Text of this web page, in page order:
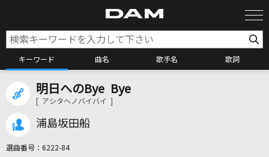
キーワード 曲名 歌手名 歌詞
カラオケ検索
明日へのBye Bye
[ アシタヘノバイバイ ]
浦島坂田船
選曲番号： 6222-84